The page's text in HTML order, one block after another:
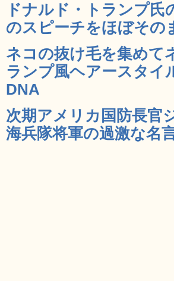
ドナルド・トランプ
のスピーチをほぼその
ネコの抜け毛を集めて
ランプ風ヘアースタイ
DNA
次期アメリカ国防長官
海兵隊将軍の過激な名